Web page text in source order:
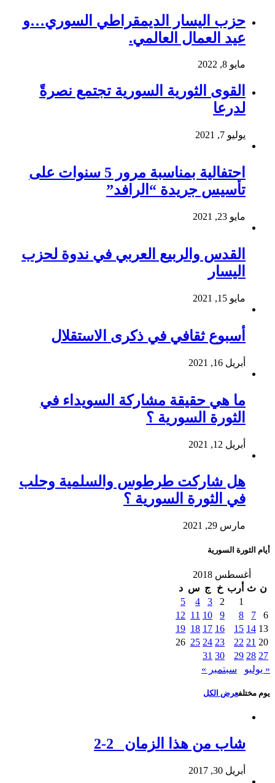
حزب اليسار الديمقراطي السوري…و
عيد العمال العالمي.
مايو 8, 2022
القوى الثورية السورية تجتمع نصرةً
لدرعا
يوليو 7, 2021
احتفالية بمناسبة مرور 5 سنوات على
تأسيس جريدة “الرافد”
مايو 23, 2021
القدس والربيع العربي في ندوة لحزب
اليسار
مايو 15, 2021
أسبوع ثقافي في ذكرى الاستقلال
أبريل 16, 2021
ما هي حقيقة مشاركة السويداء في
الثورة السورية ؟
أبريل 12, 2021
هل شاركت طرطوس والسلمية وحلب
في الثورة السورية ؟
مارس 29, 2021
أيام الثورة السورية
أغسطس 2018
ن ث أرب خ ج س د
1
2
3
4
5
6
7
8
9
10
11
12
13
14
15
16
17
18
19
20
21
22
23
24
25
26
27
28
29
30
31
« يوليو
سبتمبر »
يوم مختلفعرض الكل
شاب من هذا الزمان 2-2
أبريل 30, 2017